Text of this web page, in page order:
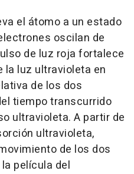
el átomo a un estado
oscilan de
de luz roja fortalece
la luz ultravioleta en
de los dos
tiempo transcurrido
ultravioleta. A partir de
ultravioleta,
de los dos
película del